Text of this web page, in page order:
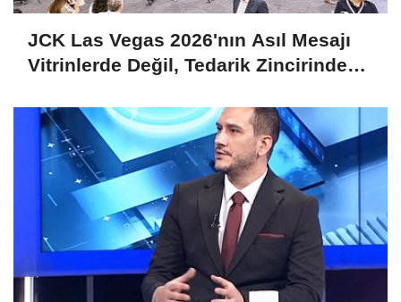
JCK Las Vegas 2026'nın Asıl Mesajı
Vitrinlerde Değil, Tedarik Zincirinde